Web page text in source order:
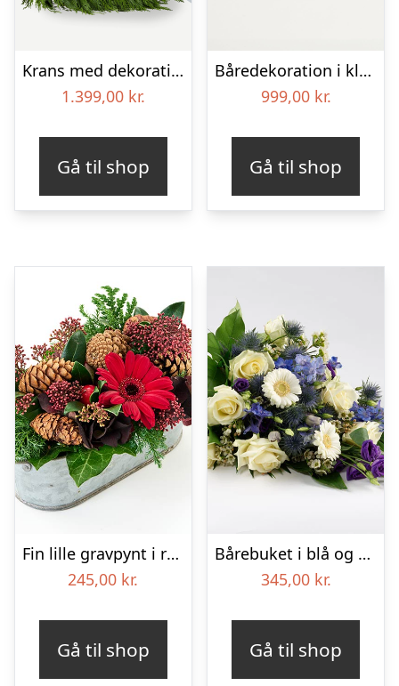
Krans med dekoration i klassisk stil og bånd creme
1.399,00 kr.
Gå til shop
Båredekoration i klassisk stil – rød og hvid
999,00 kr.
Gå til shop
Fin lille gravpynt i rød, floristens valg – Blomster til begravelse
245,00 kr.
Gå til shop
Bårebuket i blå og hvide nuancer – Blomster til begravelse
345,00 kr.
Gå til shop